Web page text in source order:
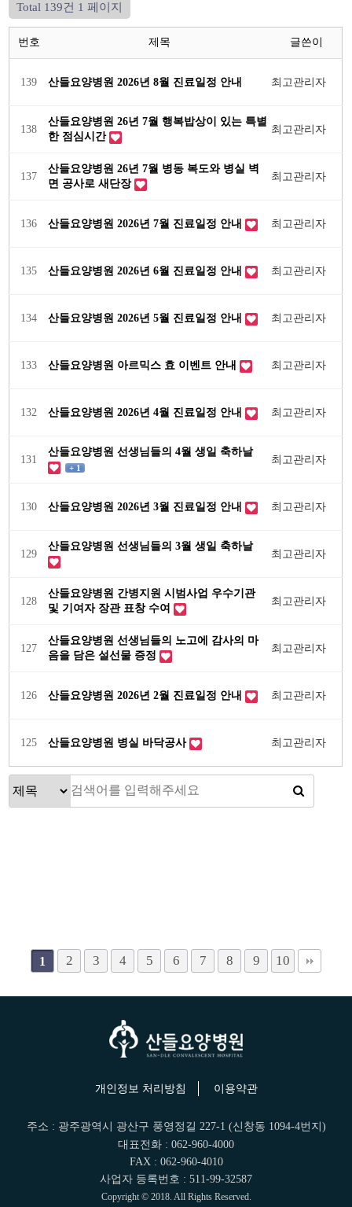
Total 139건 1 페이지
번호 제목 글쓴이
139 산들요양병원 2026년 8월 진료일정 안내 최고관리자
138
산들요양병원 26년 7월 행복밥상이 있는 특별
한 점심시간
최고관리자
137
산들요양병원 26년 7월 병동 복도와 병실 벽
면 공사로 새단장
최고관리자
136 산들요양병원 2026년 7월 진료일정 안내 최고관리자
135 산들요양병원 2026년 6월 진료일정 안내 최고관리자
134 산들요양병원 2026년 5월 진료일정 안내 최고관리자
133 산들요양병원 아르믹스 효 이벤트 안내 최고관리자
132 산들요양병원 2026년 4월 진료일정 안내 최고관리자
131
산들요양병원 선생님들의 4월 생일 축하날
+ 1
최고관리자
130 산들요양병원 2026년 3월 진료일정 안내 최고관리자
129
산들요양병원 선생님들의 3월 생일 축하날
최고관리자
128
산들요양병원 간병지원 시범사업 우수기관
및 기여자 장관 표창 수여
최고관리자
127
산들요양병원 선생님들의 노고에 감사의 마
음을 담은 설선물 증정
최고관리자
126 산들요양병원 2026년 2월 진료일정 안내 최고관리자
125 산들요양병원 병실 바닥공사 최고관리자
1 2 3 4 5 6 7 8 9 10
개인정보 처리방침 이용약관
주소 : 광주광역시 광산구 풍영정길 227-1 (신창동 1094-4번지)
대표전화 : 062-960-4000
FAX : 062-960-4010
사업자 등록번호 : 511-99-32587
Copyright © 2018. All Rights Reserved.